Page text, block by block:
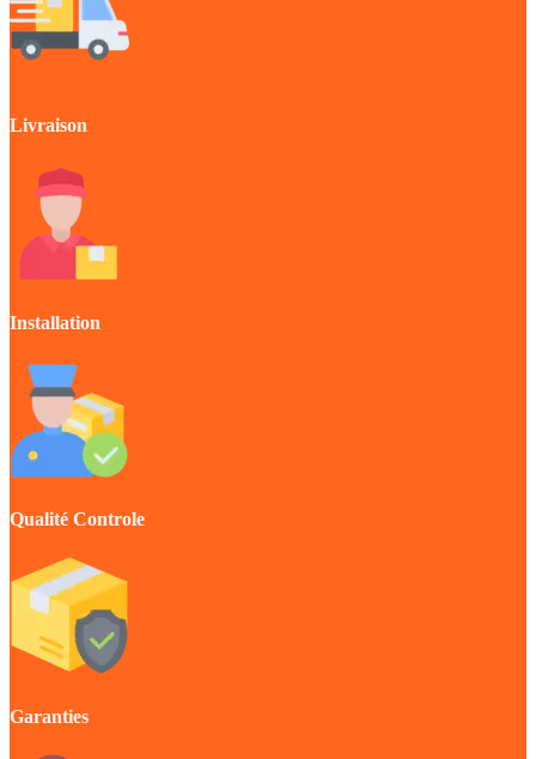
Livraison
Installation
Qualité Controle
Garanties